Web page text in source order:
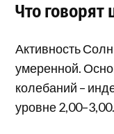
Что
Активность
умеренной.
колебаний –
уровне 2,00–3,00.